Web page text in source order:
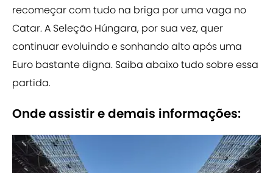
recomeçar com tudo na briga por uma vaga no
Catar. A Seleção Húngara, por sua vez, quer
continuar evoluindo e sonhando alto após uma
Euro bastante digna. Saiba abaixo tudo sobre essa
partida.
Onde assistir e demais informações: